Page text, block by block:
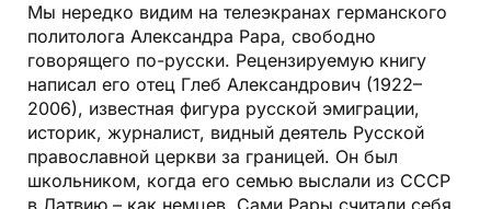
Мы нередко видим на телеэкранах германского
политолога Александра Рара, свободно
говорящего по-русски. Рецензируемую книгу
написал его отец Глеб Александрович (1922–
2006), известная фигура русской эмиграции,
историк, журналист, видный деятель Русской
православной церкви за границей. Он был
школьником, когда его семью выслали из СССР